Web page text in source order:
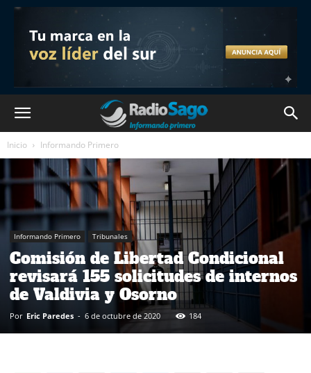
Inicio Informando Primero
Informando Primero Tribunales
Comisión de Libertad Condicional
revisará 155 solicitudes de internos
de Valdivia y Osorno
Por Eric Paredes - 6 de octubre de 2020 184